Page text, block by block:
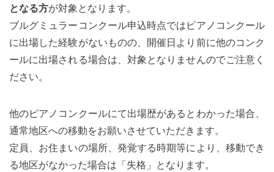
となる方が対象となります。
ブルグミュラーコンクール申込時点ではピアノコンクール
に出場した経験がないものの、開催日より前に他のコンク
ールに出場される場合は、対象となりませんのでご注意く
ださい。
他のピアノコンクールにて出場歴があるとわかった場合、
通常地区への移動をお願いさせていただきます。
定員、お住まいの場所、発覚する時期等により、移動でき
る地区がなかった場合は「失格」となります。